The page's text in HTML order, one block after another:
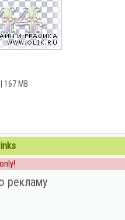
167 MB
рекламу